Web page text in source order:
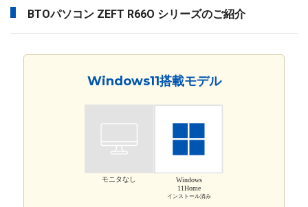
BTOパソコン ZEFT R66O シリーズのご紹介
Windows11搭載モデル
モニタなし
Windows
11Home
インストール済み